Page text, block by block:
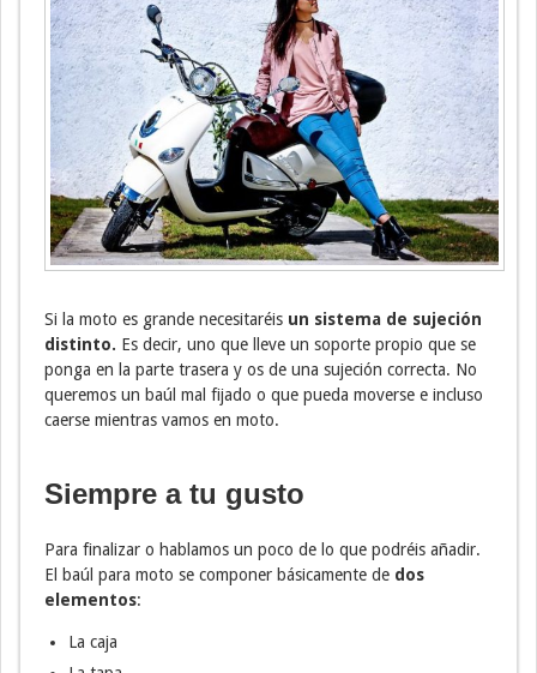
Si la moto es grande necesitaréis un sistema de sujeción
distinto. Es decir, uno que lleve un soporte propio que se
ponga en la parte trasera y os de una sujeción correcta. No
queremos un baúl mal fijado o que pueda moverse e incluso
caerse mientras vamos en moto.
Siempre a tu gusto
Para finalizar o hablamos un poco de lo que podréis añadir.
El baúl para moto se componer básicamente de dos
elementos:
La caja